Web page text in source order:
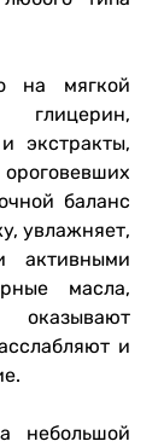
на мягкой
экстракты,
баланс
увлажняет,
активными
масла,
и
небольшой